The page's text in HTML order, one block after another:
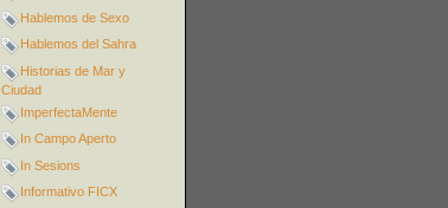
Hablemos de Sexo
Hablemos del Sahra
Historias de Mar y
Ciudad
ImperfectaMente
In Campo Aperto
In Sesions
Informativo FICX